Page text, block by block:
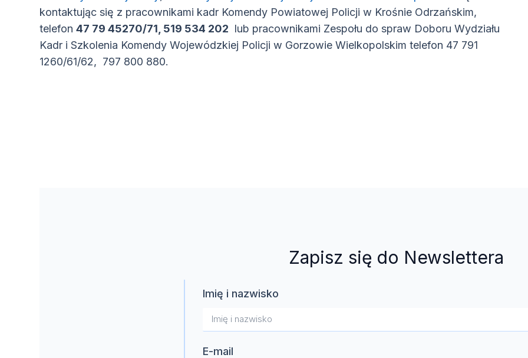
kontaktując się z pracownikami kadr Komendy Powiatowej Policji w Krośnie Odrzańskim,
telefon47 79 45270/71, 519 534 202 lub pracownikami Zespołu do spraw Doboru Wydziału
Kadr i Szkolenia Komendy Wojewódzkiej Policji w Gorzowie Wielkopolskim telefon 47 791
1260/61/62, 797 800 880.
Zapisz się do Newslettera
Imię i nazwisko
E-mail